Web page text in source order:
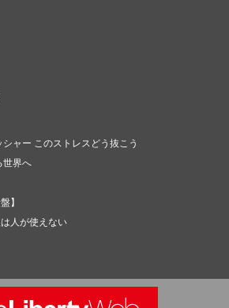
ャー このストレスどう抜こう
界へ
】
人が使えない